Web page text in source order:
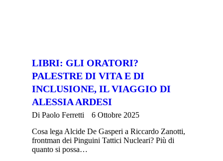
LIBRI: GLI ORATORI?
PALESTRE DI VITA E DI
INCLUSIONE, IL VIAGGIO DI
ALESSIA ARDESI
Di Paolo Ferretti
6 Ottobre 2025
Cosa lega Alcide De Gasperi a Riccardo Zanotti,
frontman dei Pinguini Tattici Nucleari? Più di
quanto si possa…